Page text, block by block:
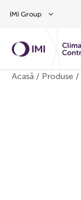
IMI Group
Acasă / Produse /